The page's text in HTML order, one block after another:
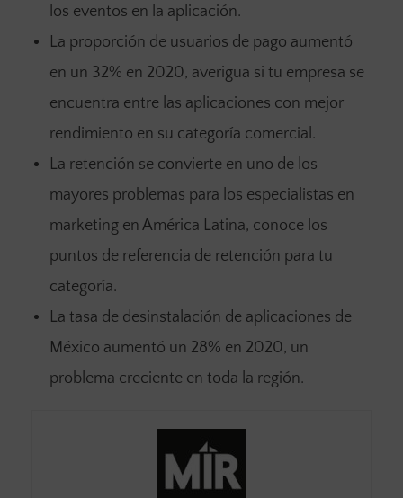
los eventos en la aplicación.
La proporción de usuarios de pago aumentó
en un 32% en 2020, averigua si tu empresa se
encuentra entre las aplicaciones con mejor
rendimiento en su categoría comercial.
La retención se convierte en uno de los
mayores problemas para los especialistas en
marketing en América Latina, conoce los
puntos de referencia de retención para tu
categoría.
La tasa de desinstalación de aplicaciones de
México aumentó un 28% en 2020, un
problema creciente en toda la región.